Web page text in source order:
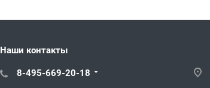
Наши контакты
8-495-669-20-18